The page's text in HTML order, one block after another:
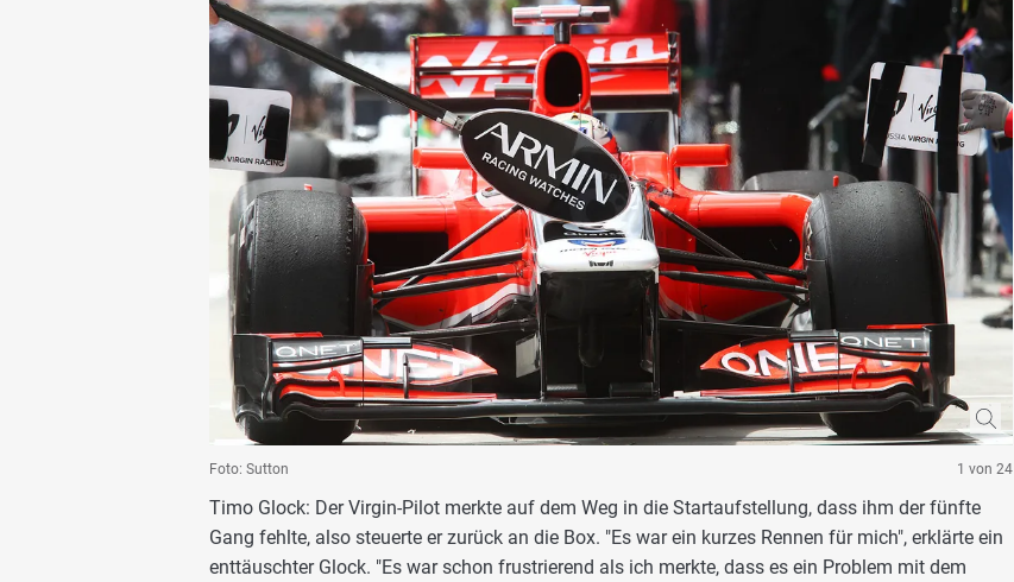
Foto: Sutton 1 von 24
Timo Glock: Der Virgin-Pilot merkte auf dem Weg in die Startaufstellung, dass ihm der fünfte
Gang fehlte, also steuerte er zurück an die Box. "Es war ein kurzes Rennen für mich", erklärte ein
enttäuschter Glock. "Es war schon frustrierend als ich merkte, dass es ein Problem mit dem